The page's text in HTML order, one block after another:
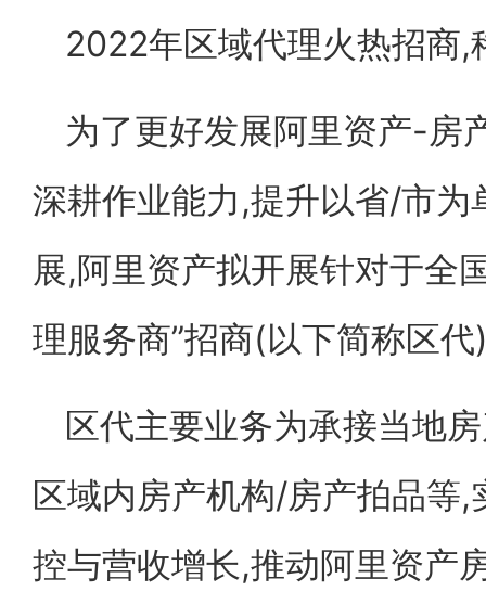
2022年区域代理火热招商,
为了更好发展阿里资产-房
深耕作业能力,提升以省/市
展,阿里资产拟开展针对于全
理服务商”招商(以下简称区代
区代主要业务为承接当地
区域内房产机构/房产拍品等
控与营收增长,推动阿里资产